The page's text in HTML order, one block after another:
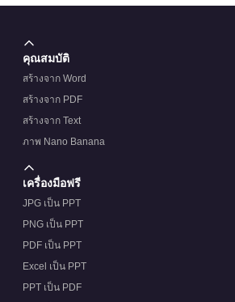
คุณสมบัติ
สร้างจาก Word
สร้างจาก PDF
สร้างจาก Text
ภาพ Nano Banana
เครื่องมือฟรี
JPG เป็น PPT
PNG เป็น PPT
PDF เป็น PPT
Excel เป็น PPT
PPT เป็น PDF